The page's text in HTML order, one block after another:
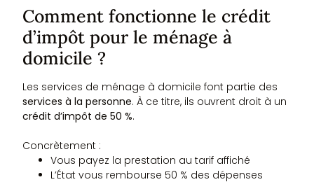
Comment fonctionne le crédit
d’impôt pour le ménage à
domicile ?
Les services de ménage à domicile font partie des
services à la personne. À ce titre, ils ouvrent droit à un
crédit d’impôt de 50 %.
Concrètement :
Vous payez la prestation au tarif affiché
L’État vous rembourse 50 % des dépenses